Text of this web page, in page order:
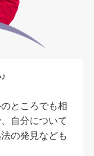
♪
ところでも相
自分について
の発見なども